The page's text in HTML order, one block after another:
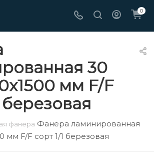
0
30
мм F/F
березовая
фанера Фанера ламинированная
мм F/F сорт 1/1 березовая